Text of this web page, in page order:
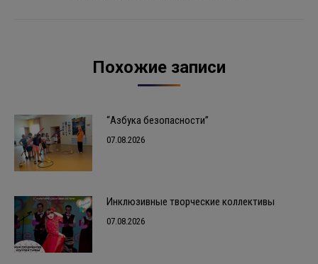
Похожие записи
“Азбука безопасности”
07.08.2026
Инклюзивные творческие коллективы
07.08.2026